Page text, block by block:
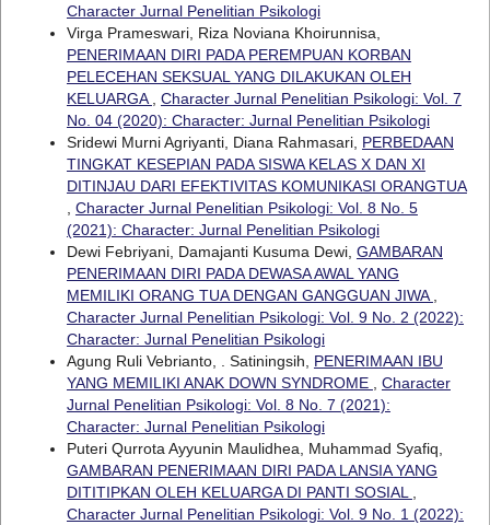
Character Jurnal Penelitian Psikologi
Virga Prameswari, Riza Noviana Khoirunnisa,
PENERIMAAN DIRI PADA PEREMPUAN KORBAN
PELECEHAN SEKSUAL YANG DILAKUKAN OLEH
KELUARGA
Character Jurnal Penelitian Psikologi: Vol. 7
No. 04 (2020): Character: Jurnal Penelitian Psikologi
Sridewi Murni Agriyanti, Diana Rahmasari, PERBEDAAN
TINGKAT KESEPIAN PADA SISWA KELAS X DAN XI
DITINJAU DARI EFEKTIVITAS KOMUNIKASI ORANGTUA
Character Jurnal Penelitian Psikologi: Vol. 8 No. 5
(2021): Character: Jurnal Penelitian Psikologi
Dewi Febriyani, Damajanti Kusuma Dewi, GAMBARAN
PENERIMAAN DIRI PADA DEWASA AWAL YANG
MEMILIKI ORANG TUA DENGAN GANGGUAN JIWA
Character Jurnal Penelitian Psikologi: Vol. 9 No. 2 (2022):
Character: Jurnal Penelitian Psikologi
Agung Ruli Vebrianto, . Satiningsih, PENERIMAAN IBU
YANG MEMILIKI ANAK DOWN SYNDROME
Character
Jurnal Penelitian Psikologi: Vol. 8 No. 7 (2021):
Character: Jurnal Penelitian Psikologi
Puteri Qurrota Ayyunin Maulidhea, Muhammad Syafiq,
GAMBARAN PENERIMAAN DIRI PADA LANSIA YANG
DITITIPKAN OLEH KELUARGA DI PANTI SOSIAL
Character Jurnal Penelitian Psikologi: Vol. 9 No. 1 (2022):